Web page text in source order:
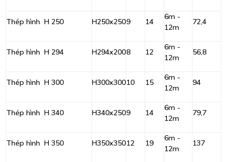
Thép hình H 250 H250x2509 14
6m -
12m
72,4
Thép hình H 294 H294x2008 12
6m -
12m
56,8
Thép hình H 300 H300x30010 15
6m -
12m
94
Thép hình H 340 H340x2509 14
6m -
12m
79,7
Thép hình H 350 H350x35012 19
6m -
12m
137